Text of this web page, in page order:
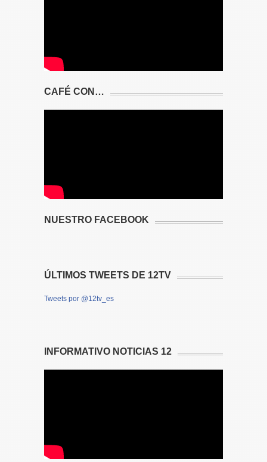
CAFÉ CON…
NUESTRO FACEBOOK
ÚLTIMOS TWEETS DE 12TV
Tweets por @12tv_es
INFORMATIVO NOTICIAS 12